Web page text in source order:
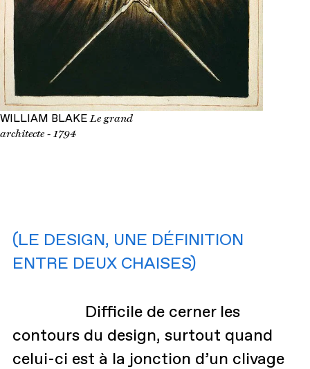
WILLIAM BLAKELe grand
architecte - 1794
(LE DESIGN, UNE DÉFINITION
ENTRE DEUX CHAISES)
Difficile de cerner les
contours du design, surtout quand
celui-ci est à la jonction d’un clivage